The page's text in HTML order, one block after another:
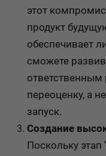
этот
продукт
обеспечивает
сможете
ответственным
переоценку, а
запуск.
Создание
Поскольку этап